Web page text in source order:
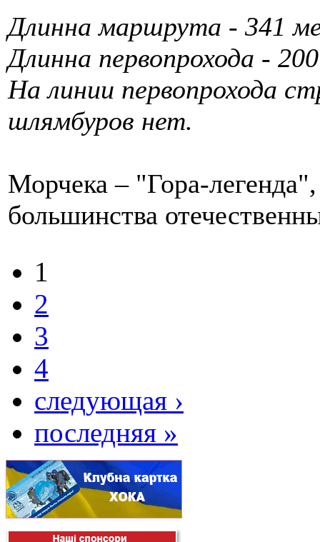
Длинна маршрута - 341
Длинна первопрохода -
На линии первопрохода
шлямбуров нет.
Морчека – "Гора-
большинства
1
2
3
4
следующая ›
последняя »